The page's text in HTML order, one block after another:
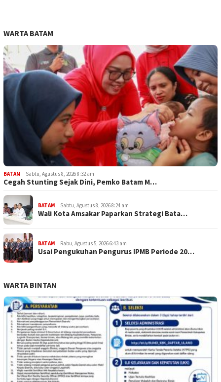
WARTA BATAM
BATAM Sabtu, Agustus 8, 2026 8:32 am
Cegah Stunting Sejak Dini, Pemko Batam M…
BATAM Sabtu, Agustus 8, 2026 8:24 am
Wali Kota Amsakar Paparkan Strategi Bata…
BATAM Rabu, Agustus 5, 2026 6:43 am
Usai Pengukuhan Pengurus IPMB Periode 20…
WARTA BINTAN